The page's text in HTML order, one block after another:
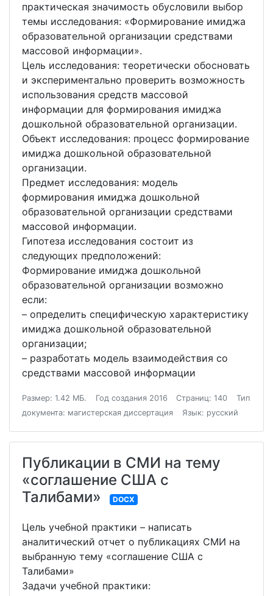
практическая значимость обусловили выбор
темы исследования: «Формирование имиджа
образовательной организации средствами
массовой информации».
Цель исследования: теоретически обосновать
и экспериментально проверить возможность
использования средств массовой
информации для формирования имиджа
дошкольной образовательной организации.
Объект исследования: процесс формирование
имиджа дошкольной образовательной
организации.
Предмет исследования: модель
формирования имиджа дошкольной
образовательной организации средствами
массовой информации.
Гипотеза исследования состоит из
следующих предположений:
Формирование имиджа дошкольной
образовательной организации возможно
если:
– определить специфическую характеристику
имиджа дошкольной образовательной
организации;
– разработать модель взаимодействия со
средствами массовой информации
Размер: 1.42 МБ. Год создания 2016 Страниц: 140
Тип
документа: магистерская диссертация
Язык: русский
Публикации в СМИ на тему
«соглашение США с
Талибами»
DOCX
Цель учебной практики – написать
аналитический отчет о публикациях СМИ на
выбранную тему «соглашение США с
Талибами»
Задачи учебной практики: